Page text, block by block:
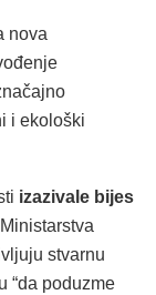
nova
i ekološki
izazivale bijes
stvarnu
“da poduzme